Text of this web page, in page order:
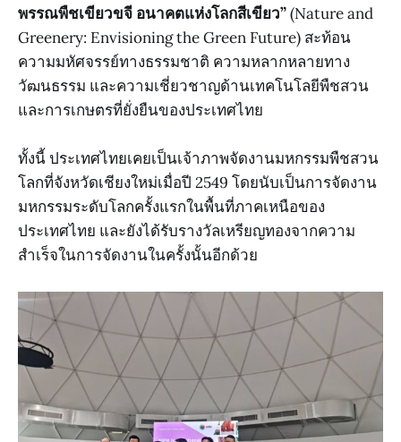
พรรณพืชเขียวขจี อนาคตแห่งโลกสีเขียว”(Nature and
Greenery: Envisioning the Green Future) สะท้อน
ความมหัศจรรย์ทางธรรมชาติ ความหลากหลายทาง
วัฒนธรรม และความเชี่ยวชาญด้านเทคโนโลยีพืชสวน
และการเกษตรที่ยั่งยืนของประเทศไทย
ทั้งนี้ ประเทศไทยเคยเป็นเจ้าภาพจัดงานมหกรรมพืชสวน
โลกที่จังหวัดเชียงใหม่เมื่อปี 2549 โดยนับเป็นการจัดงาน
มหกรรมระดับโลกครั้งแรกในพื้นที่ภาคเหนือของ
ประเทศไทย และยังได้รับรางวัลเหรียญทองจากความ
สำเร็จในการจัดงานในครั้งนั้นอีกด้วย